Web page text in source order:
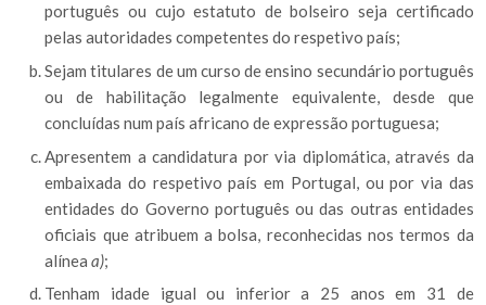
português ou cujo estatuto de bolseiro seja certificado
pelas autoridades competentes do respetivo país;
Sejam titulares de um curso de ensino secundário português
ou de habilitação legalmente equivalente, desde que
concluídas num país africano de expressão portuguesa;
Apresentem a candidatura por via diplomática, através da
embaixada do respetivo país em Portugal, ou por via das
entidades do Governo português ou das outras entidades
oficiais que atribuem a bolsa, reconhecidas nos termos da
alíneaa);
Tenham idade igual ou inferior a 25 anos em 31 de